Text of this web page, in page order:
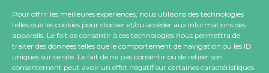
Pour offrir les meilleures expériences, nous utilisons des technologies
telles que les cookies pour stocker et/ou accéder aux informations des
appareils. Le fait de consentir à ces technologies nous permettra de
traiter des données telles que le comportement de navigation ou les ID
uniques sur ce site. Le fait de ne pas consentir ou de retirer son
consentement peut avoir un effet négatif sur certaines caractéristiques
FAQ
Blog
Contactez-nous